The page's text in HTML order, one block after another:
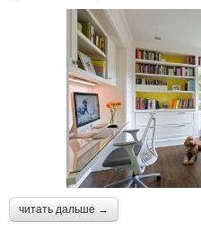
читать дальше →